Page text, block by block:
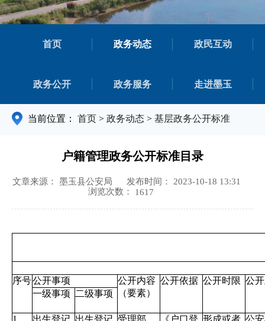
首页 政务动态 政民互动
政务公开 政务服务 走进墨玉
当前位置： 首页 > 政务动态 > 基层政务公开标准
户籍管理政务公开标准目录
文章来源： 墨玉县公安局
发布时间： 2023-10-18 13:31
浏览次数： 1617
序号公开事项
公开内容
（要素）
公开依据 公开时限 公
一级事项
二级事项
1 出生登记 出生登记 受理部
《户口登 形成或者 公